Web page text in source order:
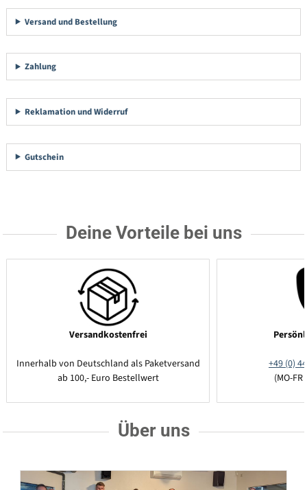
Versand und Bestellung
Zahlung
Reklamation und Widerruf
Gutschein
Deine Vorteile bei uns
Versandkostenfrei
Innerhalb von Deutschland als Paketversand
ab 100,- Euro Bestellwert
+49 (0)
(MO-
Über uns